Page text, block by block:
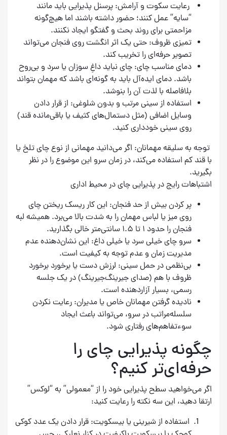
رعایت سکوت و آرامش: پرسنل پذیرایی باید مانند
“سایه” عمل کنند؛ حضور داشته باشند اما هیچ‌گونه
مزاحمتی برای روند بحث و گفتگو ایجاد نکنند.
تمیزی ظروف: حتی یک اثر انگشت روی فنجان می‌تواند
تصویر حرفه‌ای را تخریب کند.
دمای مناسب چای: چای نباید داغِ سوزان یا سرد و بی‌روح
باشد. دمای ایده‌آل باید به گونه‌ای باشد که مهمان بتواند
بلافاصله با لذت آن را بنوشد.
استفاده از سینی مرتب و بدون شلوغی: از قرار دادن
وسایل اضافی (مثل دستمال‌های کثیف یا باقی‌مانده قند)
روی سینی خودداری کنید.
توجه به سلیقه مهمانان: اگر می‌دانید مهمانی از نوع چای تلخ یا
با قند کم استفاده می‌کند، در زمان سرو این موضوع را در نظر
بگیرید.
اشتباهات رایج در پذیرایی چای در محیط اداری
پر کردن بیش از حد فنجان: این کار ریسک ریختن چای
روی میز یا لباس مهمان را به شدت بالا می‌برد. همیشه لبه
فنجان را حدود ۱ تا ۱.۵ سانتی‌متر خالی بگذارید.
سرو چای خیلی سرد یا خیلی داغ: این نشان‌دهنده عدم
مدیریت زمان و عدم توجه به کیفیت است.
بی‌نظمی در حمل سینی: لرزش دست یا برخورد برخورد
ظروف با هم (صدای جیرینگ‌جیرینگ) در یک جلسه
رسمی، بسیار آزاردهنده است.
نادیده گرفتن مهمانان خاص یا مدیران: رعایت نکردن
سلسله‌مراتب در سرو، می‌تواند باعث ایجاد
سوءتفاهم‌های رفتاری شود.
چگونه پذیرایی چای را
حرفه‌ای‌تر کنیم؟
اگر می‌خواهید سطح پذیرایی خود را از “معمولی” به “لوکس”
ارتقا دهید، این سه نکته را رعایت کنید:
استفاده از شیرینی یا بیسکویت: قرار دادن یک عدد کوکی